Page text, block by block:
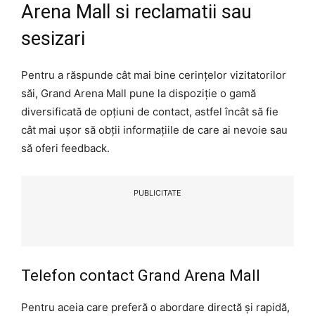
Arena Mall si reclamatii sau
sesizari
Pentru a răspunde cât mai bine cerințelor vizitatorilor
săi, Grand Arena Mall pune la dispoziție o gamă
diversificată de opțiuni de contact, astfel încât să fie
cât mai ușor să obții informațiile de care ai nevoie sau
să oferi feedback.
PUBLICITATE
Telefon contact Grand Arena Mall
Pentru aceia care preferă o abordare directă și rapidă,